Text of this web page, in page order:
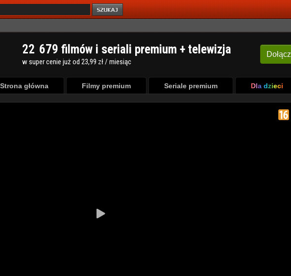
Dołącz
22 679 filmów i seriali premium + telewizja
w super cenie już od 23,99 zł / miesiąc
Strona główna Filmy premium Seriale premium Dla dzieci